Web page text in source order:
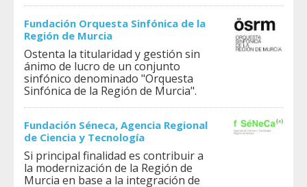
Fundación Orquesta Sinfónica de la
Región de Murcia
Ostenta la titularidad y gestión sin
ánimo de lucro de un conjunto
sinfónico denominado "Orquesta
Sinfónica de la Región de Murcia".
Fundación Séneca, Agencia Regional
de Ciencia y Tecnología
Si principal finalidad es contribuir a
la modernización de la Región de
Murcia en base a la integración de